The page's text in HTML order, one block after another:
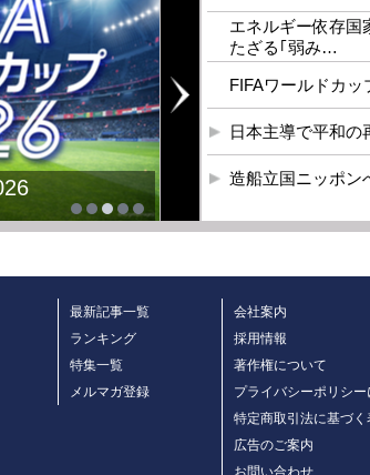
エネルギー依存
たざる｢弱み…
FIFAワールドカッ
日本主導で平和の
造船立国ニッポン
最新記事一覧
ランキング
特集一覧
メルマガ登録
会社案内
採用情報
著作権について
プライバシーポリシー
特定商取引法に基づく
広告のご案内